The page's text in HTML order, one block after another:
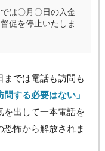
は〇月〇日の入金
促を停止いたしま
までは電話も訪問も
問する必要はない」
を出して一本電話を
恐怖から解放されま